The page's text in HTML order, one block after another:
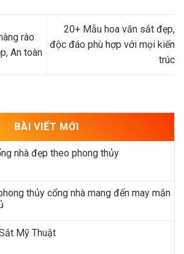
rào
An toàn
20+ Mẫu hoa văn sắt đẹp,
độc đáo phù hợp với mọi kiến
trúc
BÀI VIẾT MỚI
nhà đẹp theo phong thủy
thủy cổng nhà mang đến may mắn
Mỹ Thuật